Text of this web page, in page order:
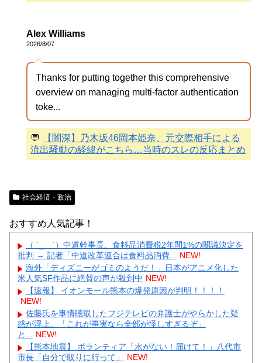
Alex Williams
2026/8/07
Thanks for putting together this comprehensive
overview on managing multi-factor authentication
toke...
💬
【闇深】乃木坂46岡本姫奈、元交際相手による
流出騒動の経緯がこちら…当時のスレの反応まとめ
社会経済・政治
おすすめ人気記事！
（ ´_ゝ`）中道幹事長、食料品消費税2年間1%の閣議決定を
批判 → 記者「中道改革連合は食料品消費... NEW!
海外「ディズニーがゴミのようだ！」日本がアニメ化した
米人気SF作品に絶賛の声が殺到中 NEW!
【速報】 イオンモール熊本の爆発原因が判明！！！！
NEW!
佐藤氏を事情聴取したフジテレビの弁護士がやらかした疑
惑が浮上、「これが事実なら全部が怪しすぎるぞ」
と... NEW!
【熊本地震】 ボランティア「水がない！届けて！」八代市
市長「自分で取りに行って」
NEW!